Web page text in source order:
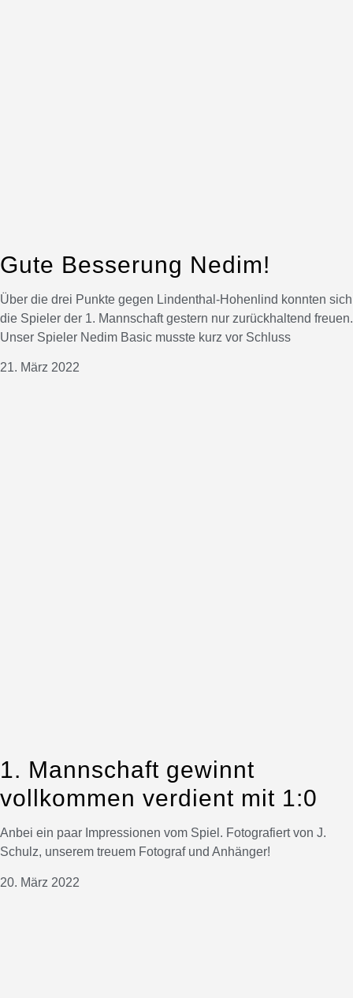
Gute Besserung Nedim!
Über die drei Punkte gegen Lindenthal-Hohenlind konnten sich
die Spieler der 1. Mannschaft gestern nur zurückhaltend freuen.
Unser Spieler Nedim Basic musste kurz vor Schluss
21. März 2022
1. Mannschaft gewinnt
vollkommen verdient mit 1:0
Anbei ein paar Impressionen vom Spiel. Fotografiert von J.
Schulz, unserem treuem Fotograf und Anhänger!
20. März 2022